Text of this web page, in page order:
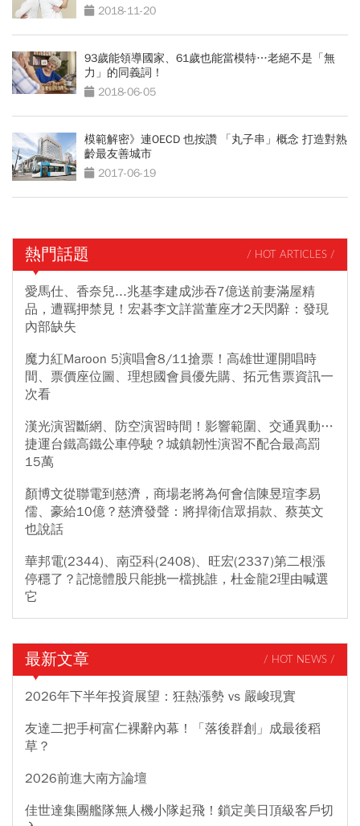
2018-11-20
93歲能領導國家、61歲也能當模特…老絕不是「無
力」的同義詞！
2018-06-05
模範解密》連OECD 也按讚 「丸子串」概念 打造對熟
齡最友善城市
2017-06-19
熱門話題 / HOT ARTICLES /
愛馬仕、香奈兒...兆基李建成涉吞7億送前妻滿屋精
品，遭羈押禁見！宏碁李文詳當董座才2天閃辭：發現
內部缺失
魔力紅Maroon 5演唱會8/11搶票！高雄世運開唱時
間、票價座位圖、理想國會員優先購、拓元售票資訊一
次看
漢光演習斷網、防空演習時間！影響範圍、交通異動…
捷運台鐵高鐵公車停駛？城鎮韌性演習不配合最高罰
15萬
顏博文從聯電到慈濟，商場老將為何會信陳昱瑄李易
儒、豪給10億？慈濟發聲：將捍衛信眾捐款、蔡英文
也說話
華邦電(2344)、南亞科(2408)、旺宏(2337)第二根漲
停穩了？記憶體股只能挑一檔挑誰，杜金龍2理由喊選
它
最新文章 / HOT NEWS /
2026年下半年投資展望：狂熱漲勢 vs 嚴峻現實
友達二把手柯富仁裸辭內幕！「落後群創」成最後稻
草？
2026前進大南方論壇
佳世達集團艦隊無人機小隊起飛！鎖定美日頂級客戶切